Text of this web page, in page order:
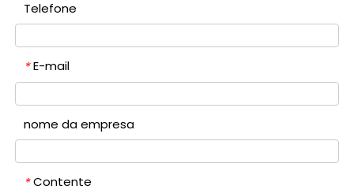
Telefone
* E-mail
nome da empresa
* Contente